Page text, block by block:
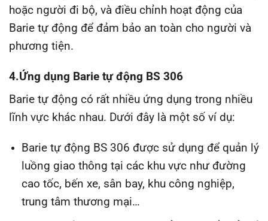
hoặc người đi bộ, và điều chỉnh hoạt động của
Barie tự động để đảm bảo an toàn cho người và
phương tiện.
4.Ứng dụng Barie tự động BS 306
Barie tự động có rất nhiều ứng dụng trong nhiều
lĩnh vực khác nhau. Dưới đây là một số ví dụ:
Barie tự động BS 306 được sử dụng để quản lý
luồng giao thông tại các khu vực như đường
cao tốc, bến xe, sân bay, khu công nghiệp,
trung tâm thương mại…